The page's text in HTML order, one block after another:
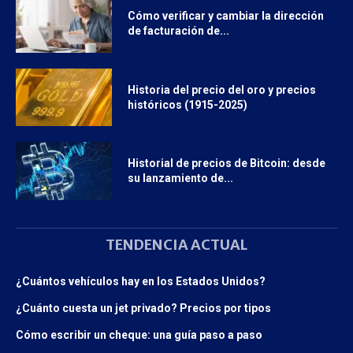
Cómo verificar y cambiar la dirección
de facturación de...
Historia del precio del oro y precios
históricos (1915-2025)
Historial de precios de Bitcoin: desde
su lanzamiento de...
TENDENCIA ACTUAL
¿Cuántos vehículos hay en los Estados Unidos?
¿Cuánto cuesta un jet privado? Precios por tipos
Cómo escribir un cheque: una guía paso a paso